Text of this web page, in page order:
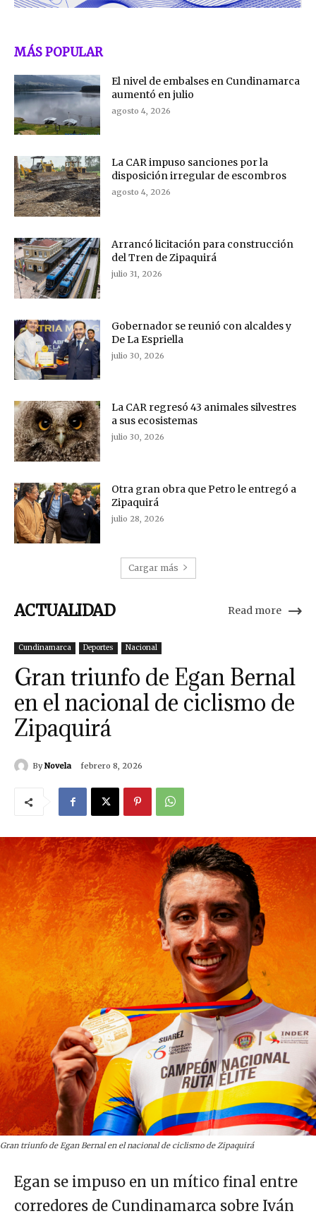
MÁS POPULAR
El nivel de embalses en Cundinamarca
aumentó en julio
agosto 4, 2026
La CAR impuso sanciones por la
disposición irregular de escombros
agosto 4, 2026
Arrancó licitación para construcción
del Tren de Zipaquirá
julio 31, 2026
Gobernador se reunió con alcaldes y
De La Espriella
julio 30, 2026
La CAR regresó 43 animales silvestres
a sus ecosistemas
julio 30, 2026
Otra gran obra que Petro le entregó a
Zipaquirá
julio 28, 2026
Cargar más
ACTUALIDAD Read more
Cundinamarca Deportes Nacional
Gran triunfo de Egan Bernal
en el nacional de ciclismo de
Zipaquirá
By Novela febrero 8, 2026
Gran triunfo de Egan Bernal en el nacional de ciclismo de Zipaquirá
Egan se impuso en un mítico final entre
corredores de Cundinamarca sobre Iván